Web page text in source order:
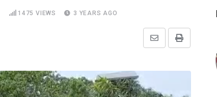
1475 VIEWS 3 YEARS AGO
Print
Share
Email